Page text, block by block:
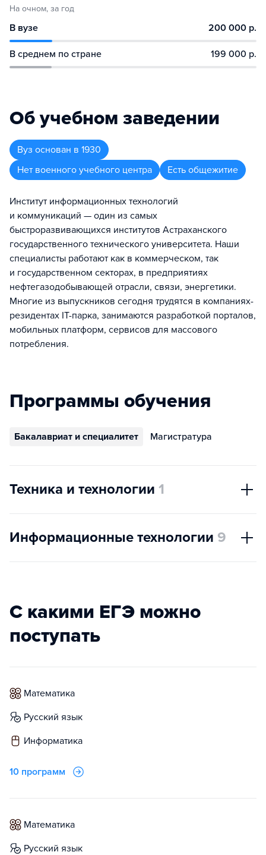
На очном, за год
В вузе 200 000 р.
В среднем по стране 199 000 р.
Об учебном заведении
Вуз основан в 1930
Нет военного учебного центра
Есть общежитие
Институт информационных технологий
и коммуникаций — один из самых
быстроразвивающихся институтов Астраханского
государственного технического университета. Наши
специалисты работают как в коммерческом, так
и государственном секторах, в предприятиях
нефтегазодобывающей отрасли, связи, энергетики.
Многие из выпускников сегодня трудятся в компаниях-
резидентах IT-парка, занимаются разработкой порталов,
мобильных платформ, сервисов для массового
потребления.
Программы обучения
Бакалавриат и специалитет Магистратура
Техника и технологии 1
Информационные технологии 9
С какими ЕГЭ можно
поступать
математика
русский язык
информатика
10 программ
математика
русский язык